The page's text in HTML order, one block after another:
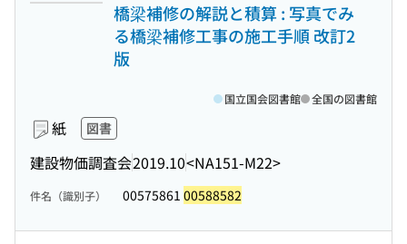
橋梁補修の解説と積算 : 写真でみ
る橋梁補修工事の施工手順 改訂2
版
紙 図書
建設物価調査会2019.10<NA151-M22>
国立国会図書館 全国の図書館
件名（識別子） 00575861 00588582